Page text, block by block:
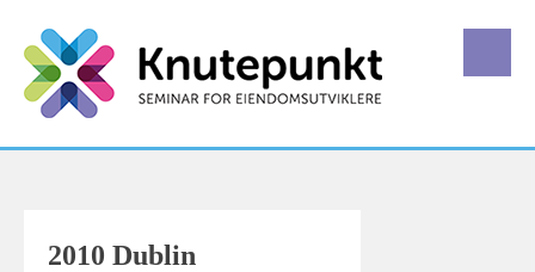
content
2010 Dublin